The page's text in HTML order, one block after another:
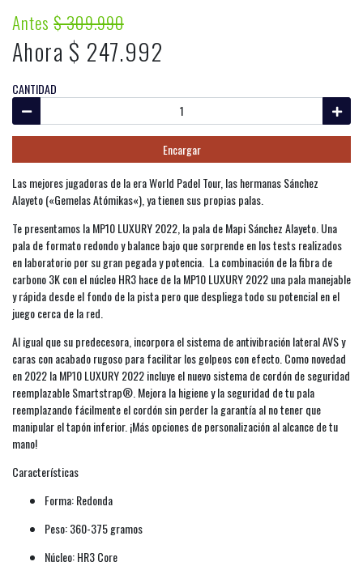
Antes$ 309.990
Ahora $ 247.992
CANTIDAD
Encargar
Las mejores jugadoras de la era World Padel Tour, las hermanas Sánchez
Alayeto («Gemelas Atómikas«), ya tienen sus propias palas.
Te presentamos la MP10 LUXURY 2022, la pala de Mapi Sánchez Alayeto. Una
pala de formato redondo y balance bajo que sorprende en los tests realizados
en laboratorio por su gran pegada y potencia. La combinación de la fibra de
carbono 3K con el núcleo HR3 hace de la MP10 LUXURY 2022 una pala manejable
y rápida desde el fondo de la pista pero que despliega todo su potencial en el
juego cerca de la red.
Al igual que su predecesora, incorpora el sistema de antivibración lateral AVS y
caras con acabado rugoso para facilitar los golpeos con efecto. Como novedad
en 2022 la MP10 LUXURY 2022 incluye el nuevo sistema de cordón de seguridad
reemplazable Smartstrap®. Mejora la higiene y la seguridad de tu pala
reemplazando fácilmente el cordón sin perder la garantía al no tener que
manipular el tapón inferior. ¡Más opciones de personalización al alcance de tu
mano!
Características
Forma: Redonda
Peso: 360-375 gramos
Núcleo: HR3 Core